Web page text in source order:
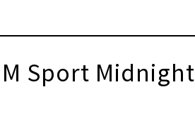
M Sport Midnight